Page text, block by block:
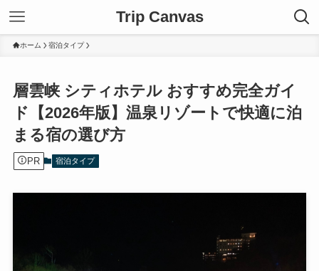
Trip Canvas
ホーム 宿泊タイプ
層雲峡 シティホテル おすすめ完全ガイ
ド【2026年版】温泉リゾートで快適に泊
まる宿の選び方
PR 宿泊タイプ